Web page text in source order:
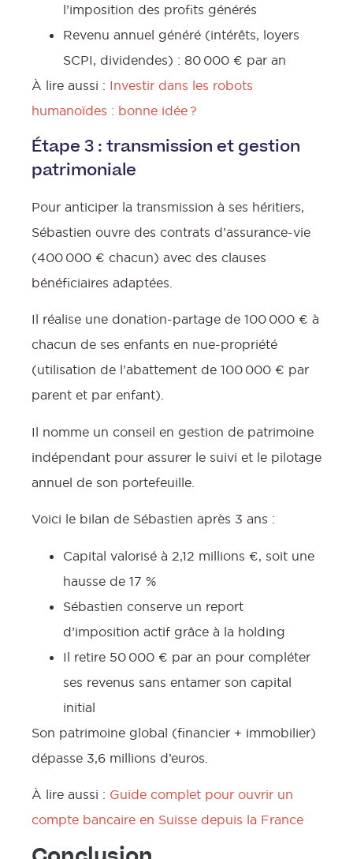
l’imposition des profits générés
Revenu annuel généré (intérêts, loyers
SCPI, dividendes) : 80 000 € par an
À lire aussi : Investir dans les robots
humanoïdes : bonne idée ?
Étape 3 : transmission et gestion
patrimoniale
Pour anticiper la transmission à ses héritiers,
Sébastien ouvre des contrats d’assurance-vie
(400 000 € chacun) avec des clauses
bénéficiaires adaptées.
Il réalise une donation-partage de 100 000 € à
chacun de ses enfants en nue-propriété
(utilisation de l’abattement de 100 000 € par
parent et par enfant).
Il nomme un conseil en gestion de patrimoine
indépendant pour assurer le suivi et le pilotage
annuel de son portefeuille.
Voici le bilan de Sébastien après 3 ans :
Capital valorisé à 2,12 millions €, soit une
hausse de 17 %
Sébastien conserve un report
d’imposition actif grâce à la holding
Il retire 50 000 € par an pour compléter
ses revenus sans entamer son capital
initial
Son patrimoine global (financier + immobilier)
dépasse 3,6 millions d’euros.
À lire aussi : Guide complet pour ouvrir un
compte bancaire en Suisse depuis la France